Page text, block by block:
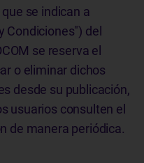
se indican a
Condiciones") del
se reserva el
o eliminar dichos
desde su publicación,
usuarios consulten el
de manera periódica.